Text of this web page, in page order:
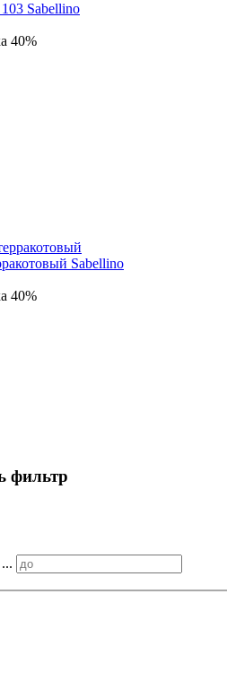
Sabellino
Sabellino
фильтр
...